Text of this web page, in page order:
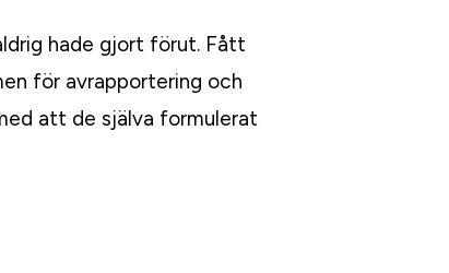
hade gjort förut. Fått
för avrapportering och
att de själva formulerat